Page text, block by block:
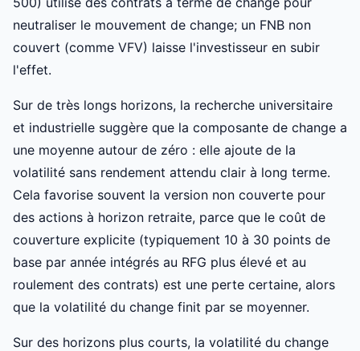
neutraliser le mouvement de change; un FNB non
couvert (comme VFV) laisse l'investisseur en subir
l'effet.
Sur de très longs horizons, la recherche universitaire
et industrielle suggère que la composante de change a
une moyenne autour de zéro : elle ajoute de la
volatilité sans rendement attendu clair à long terme.
Cela favorise souvent la version non couverte pour
des actions à horizon retraite, parce que le coût de
couverture explicite (typiquement 10 à 30 points de
base par année intégrés au RFG plus élevé et au
roulement des contrats) est une perte certaine, alors
que la volatilité du change finit par se moyenner.
Sur des horizons plus courts, la volatilité du change